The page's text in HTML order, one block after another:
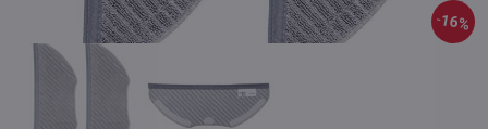
16%